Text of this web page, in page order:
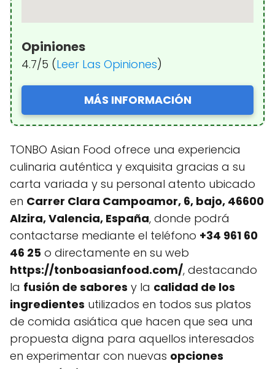
Opiniones
4.7/5 (Leer Las Opiniones)
MÁS INFORMACIÓN
TONBO Asian Food ofrece una experiencia
culinaria auténtica y exquisita gracias a su
carta variada y su personal atento ubicado
en Carrer Clara Campoamor, 6, bajo, 46600
Alzira, Valencia, España, donde podrá
contactarse mediante el teléfono +34 961 60
46 25 o directamente en su web
https://tonboasianfood.com/, destacando
la fusión de sabores y la calidad de los
ingredientes utilizados en todos sus platos
de comida asiática que hacen que sea una
propuesta digna para aquellos interesados
en experimentar con nuevas opciones